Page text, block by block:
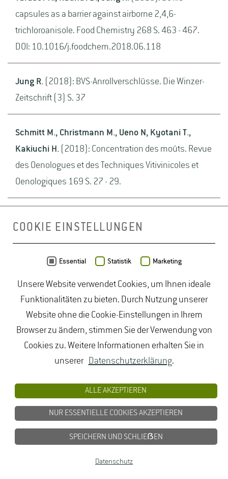
capsules as a barrier against airborne 2,4,6-
trichloroanisole. Food Chemistry 268 S. 463 - 467.
DOI: 10.1016/j.foodchem.2018.06.118
Jung R. (2018): BVS-Anrollverschlüsse. Die Winzer-
Zeitschrift (3) S. 37
Schmitt M., Christmann M., Ueno N, Kyotani T.,
Kakiuchi H. (2018): Concentration des moûts. Revue
des Oenologues et des Techniques Vitivinicoles et
Oenologiques 169 S. 27 - 29.
Software for Efficient Sensor Placement in Jacketed
10.3390/fermentation4020042
Wagenitz J., Pfeifer W., Jung R.(2018):
Flaschenwein - kühlen, aber wie?. Das deutsche
Weinmagazin (11) S. 30 - 33.
Schmitt M., Wagner P.(2018): Natürlich prickelnd?.
Der deutsche Weinbau (15) S. 22 - 25.
Tarasov A., Rauhut D., Jung R.(2017): 'Cork taint'
responsible compounds. Determination of
review. Talanta 175 S. 82 - 92. DOI:
COOKIE EINSTELLUNGEN
Essential Statistik Marketing
Unsere Website verwendet Cookies, um Ihnen ideale
Funktionalitäten zu bieten. Durch Nutzung unserer
Website ohne die Cookie-Einstellungen in Ihrem
Browser zu ändern, stimmen Sie der Verwendung von
Cookies zu. Weitere Informationen erhalten Sie in
unserer Datenschutzerklärung.
ALLE AKZEPTIEREN
NUR ESSENTIELLE COOKIES AKZEPTIEREN
SPEICHERN UND SCHLIEẞEN
Datenschutz